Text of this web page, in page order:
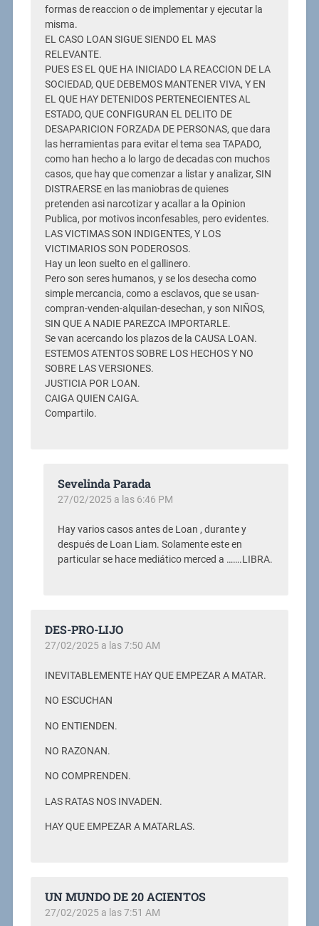
formas de reaccion o de implementar y ejecutar la
misma.
EL CASO LOAN SIGUE SIENDO EL MAS
RELEVANTE.
PUES ES EL QUE HA INICIADO LA REACCION DE LA
SOCIEDAD, QUE DEBEMOS MANTENER VIVA, Y EN
EL QUE HAY DETENIDOS PERTENECIENTES AL
ESTADO, QUE CONFIGURAN EL DELITO DE
DESAPARICION FORZADA DE PERSONAS, que dara
las herramientas para evitar el tema sea TAPADO,
como han hecho a lo largo de decadas con muchos
casos, que hay que comenzar a listar y analizar, SIN
DISTRAERSE en las maniobras de quienes
pretenden asi narcotizar y acallar a la Opinion
Publica, por motivos inconfesables, pero evidentes.
LAS VICTIMAS SON INDIGENTES, Y LOS
VICTIMARIOS SON PODEROSOS.
Hay un leon suelto en el gallinero.
Pero son seres humanos, y se los desecha como
simple mercancia, como a esclavos, que se usan-
compran-venden-alquilan-desechan, y son NIÑOS,
SIN QUE A NADIE PAREZCA IMPORTARLE.
Se van acercando los plazos de la CAUSA LOAN.
ESTEMOS ATENTOS SOBRE LOS HECHOS Y NO
SOBRE LAS VERSIONES.
JUSTICIA POR LOAN.
CAIGA QUIEN CAIGA.
Compartilo.
Sevelinda Parada
27/02/2025 a las 6:46 PM
Hay varios casos antes de Loan , durante y
después de Loan Liam. Solamente este en
particular se hace mediático merced a …….LIBRA.
DES-PRO-LIJO
27/02/2025 a las 7:50 AM
INEVITABLEMENTE HAY QUE EMPEZAR A MATAR.
NO ESCUCHAN
NO ENTIENDEN.
NO RAZONAN.
NO COMPRENDEN.
LAS RATAS NOS INVADEN.
HAY QUE EMPEZAR A MATARLAS.
UN MUNDO DE 20 ACIENTOS
27/02/2025 a las 7:51 AM